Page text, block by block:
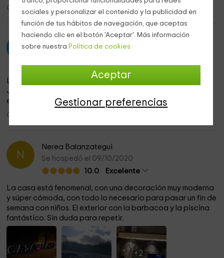
sociales y personalizar el contenido y la publicidad en
función de tus hábitos de navegación, que aceptas
haciendo clic en el botón 'Aceptar'. Más información
sobre nuestra Política de cookies.
Aceptar
Gestionar preferencias
Opinión realizada: 21/05/2026
M
8.0
Estupendo
La casa es espectacular. Volveremos en cuanto podamos.
José Luis muy amable. En el alojamiento hay de todo, no
echas en falta nada.
Opinión realizada: 08/07/2025
N
Nerea Balanzategui
Se hospedó el 09/10/2020
10.0
Excelente
La casa está fenomenal, con una decoración muy moderna
y súper cómoda, con todo lo necesario para pasar un fin de
semana con niños. El exterior con la barbacoa y la piscina
fantástico. Sin duda para repetir.
+2